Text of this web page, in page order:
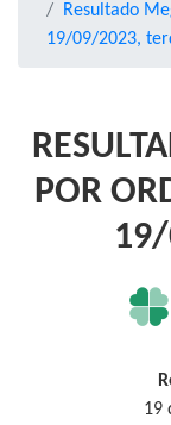
Resultado
19/09/2023,
POR
19/
19